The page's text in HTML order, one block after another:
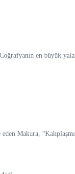
en büyük
Makura,